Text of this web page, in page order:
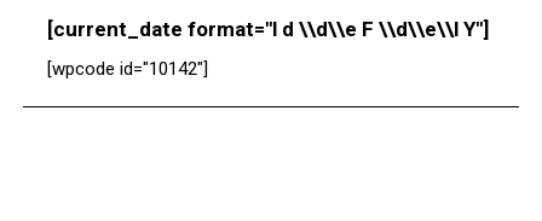
[current_date format="l d \\d\\e F \\d\\e\\l Y"]
[wpcode id="10142"]